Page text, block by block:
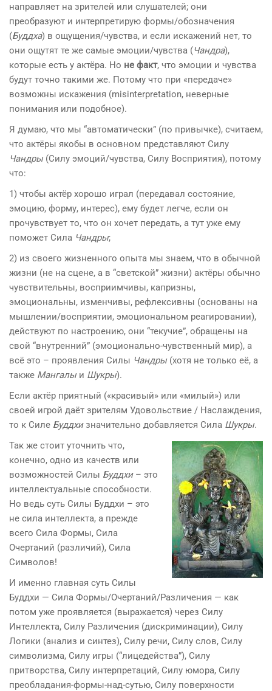
направляет на зрителей или слушателей; они
преобразуют и интерпретирую формы/обозначения
(Буддха) в ощущения/чувства, и если искажений нет, то
они ощутят те же самые эмоции/чувства (Чандра),
которые есть у актёра. Но не факт, что эмоции и чувства
будут точно такими же. Потому что при «передаче»
возможны искажения (misinterpretation, неверные
понимания или подобное).
Я думаю, что мы “автоматически” (по привычке), считаем,
что актёры якобы в основном представляют Силу
Чандры(Силу эмоций/чувства, Силу Восприятия), потому
что:
1) чтобы актёр хорошо играл (передавал состояние,
эмоцию, форму, интерес), ему будет легче, если он
прочувствует то, что он хочет передать, а тут уже ему
поможет Сила Чандры;
2) из своего жизненного опыта мы знаем, что в обычной
жизни (не на сцене, а в “светской” жизни) актёры обычно
чувствительны, восприимчивы, капризны,
эмоциональны, изменчивы, рефлексивны (основаны на
мышлении/восприятии, эмоциональном реагировании),
действуют по настроению, они “текучие”, обращены на
свой “внутренний” (эмоционально-чувственный мир), а
всё это – проявления Силы Чандры(хотя не только её, а
также Мангалыи Шукры).
Если актёр приятный («красивый» или «милый») или
своей игрой даёт зрителям Удовольствие / Наслаждения,
то к Силе Буддхизначительно добавляется Сила Шукры.
Так же стоит уточнить что,
конечно, одно из качеств или
возможностей Силы Буддхи– это
интеллектуальные способности.
Но ведь суть Силы Буддхи – это
не сила интеллекта, а прежде
всего Сила Формы, Сила
Очертаний (различий), Сила
Символов!
И именно главная суть Силы
Буддхи — Сила Формы/Очертаний/Различения — как
потом уже проявляется (выражается) через Силу
Интеллекта, Силу Различения (дискриминации), Силу
Логики (анализ и синтез), Силу речи, Силу слов, Силу
символизма, Силу игры (“лицедейства”), Силу
притворства, Силу интерпретаций, Силу юмора, Силу
преобладания-формы-над-сутью, Силу поверхности